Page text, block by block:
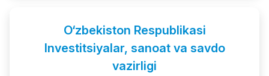
O‘zbekiston Respublikasi
Investitsiyalar, sanoat va savdo
vazirligi